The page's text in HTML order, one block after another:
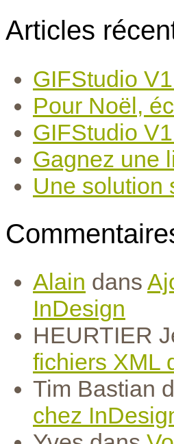
Articles
GIFStudio
Pour Noël,
GIFStudio
Gagnez une
Une solution
Alain dans
InDesign
HEURTIER
fichiers XML
Tim Bastian
chez